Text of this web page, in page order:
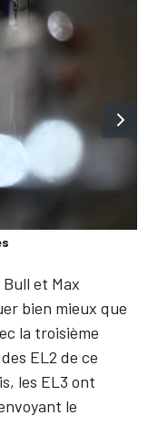
Bull et Max
bien mieux que
la troisième
EL2 de ce
les EL3 ont
le